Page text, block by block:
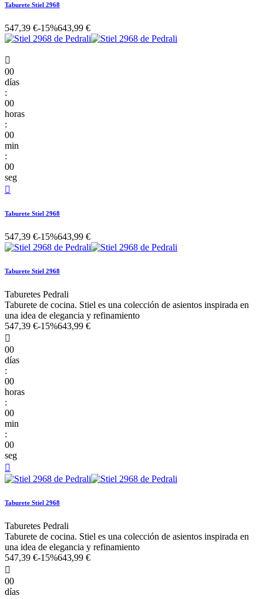
Taburete Stiel 2968
547,39 €-15%643,99 €

00
días
:
00
horas
:
00
min
:
00
seg

Taburete Stiel 2968
547,39 €-15%643,99 €
Taburete Stiel 2968
Taburetes Pedrali
Taburete de cocina. Stiel es una colección de asientos inspirada en
una idea de elegancia y refinamiento
547,39 €-15%643,99 €

00
días
:
00
horas
:
00
min
:
00
seg

Taburete Stiel 2968
Taburetes Pedrali
Taburete de cocina. Stiel es una colección de asientos inspirada en
una idea de elegancia y refinamiento
547,39 €-15%643,99 €

00
días